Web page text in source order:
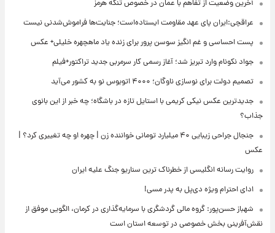
آخرین وضعیت از تفاهم با عمان در خصوص تنگه هرمز
عراقچی:ایران پای عهد مقاومت ایستاده‌است؛ جنایت‌ها فراموش‌شدنی نیست
پست احساسی و غم انگیز سوسن پرور برای زنده یاد ماهچهره خلیلی+ عکس
جواد نکونام وارد تبریز شد؛ آغاز رسمی کار سرمربی جدید تراکتور+فیلم
تصمیم دولت برای نوسازی ناوگان؛ ۴۰۰۰ اتوبوس نو به کشور می‌آید
جدیدترین عکس نیکی کریمی با استایل تازه در باشگاه؛ چه خبر از این بانوی
جذاب؟
جنجال جراحی زیبایی ۴۰ میلیارد تومانی خواننده زن | چهره او چه تغییری کرد؟ |
عکس
روایت رسانه انگلیسی از خطرناک ترین سناریو جنگ علیه ایران
ادای احترام ویژه دی‌پل به پدر مسی!
شهباز حسن‌پور: گروه مالی گردشگری با سرمایه‌گذاری در کرمان، الگویی موفق از
نقش‌آفرینی بخش خصوصی در توسعه استان است